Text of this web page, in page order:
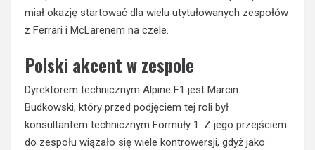
miał okazję startować dla wielu utytułowanych zespołów
z Ferrari i McLarenem na czele.
Polski akcent w zespole
Dyrektorem technicznym Alpine F1 jest Marcin
Budkowski, który przed podjęciem tej roli był
konsultantem technicznym Formuły 1. Z jego przejściem
do zespołu wiązało się wiele kontrowersji, gdyż jako